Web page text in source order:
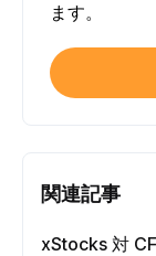
ます。
関連記事
xStocks 対